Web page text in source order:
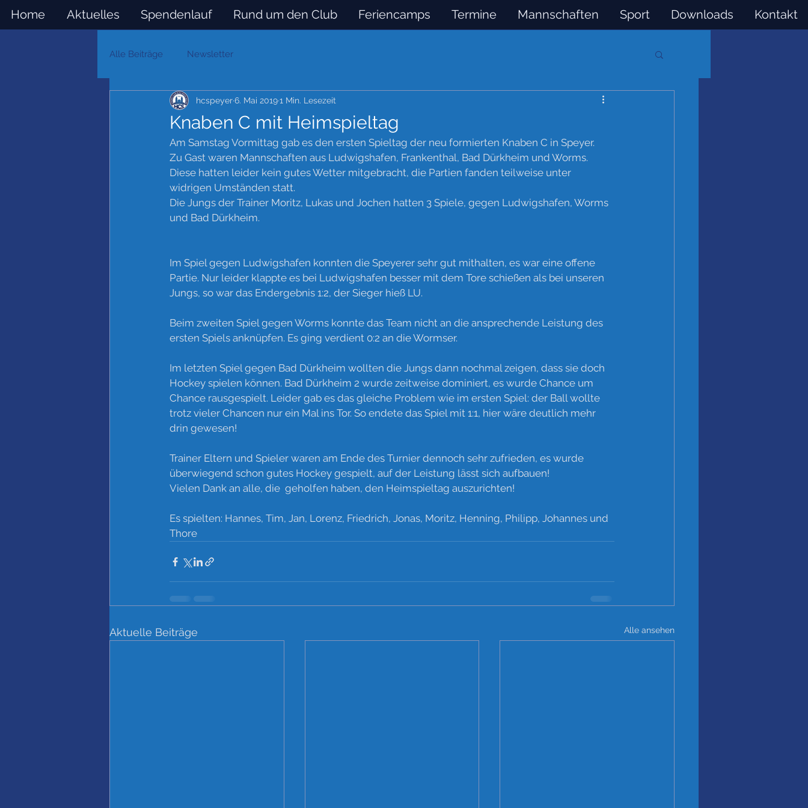
Home Aktuelles Spendenlauf Rund um den Club Feriencamps Termine Mannschaften Sport Downloads Kontakt
Alle Beiträge Newsletter
Knaben C mit Heimspieltag
hcspeyer6. Mai 20191 Min. Lesezeit
Am Samstag Vormittag gab es den ersten Spieltag der neu formierten Knaben C in Speyer.
Zu Gast waren Mannschaften aus Ludwigshafen, Frankenthal, Bad Dürkheim und Worms.
Diese hatten leider kein gutes Wetter mitgebracht, die Partien fanden teilweise unter
widrigen Umständen statt.
Die Jungs der Trainer Moritz, Lukas und Jochen hatten 3 Spiele, gegen Ludwigshafen, Worms
und Bad Dürkheim.
Im Spiel gegen Ludwigshafen konnten die Speyerer sehr gut mithalten, es war eine offene
Partie. Nur leider klappte es bei Ludwigshafen besser mit dem Tore schießen als bei unseren
Jungs, so war das Endergebnis 1:2, der Sieger hieß LU.
Beim zweiten Spiel gegen Worms konnte das Team nicht an die ansprechende Leistung des
ersten Spiels anknüpfen. Es ging verdient 0:2 an die Wormser.
Im letzten Spiel gegen Bad Dürkheim wollten die Jungs dann nochmal zeigen, dass sie doch
Hockey spielen können. Bad Dürkheim 2 wurde zeitweise dominiert, es wurde Chance um
Chance rausgespielt. Leider gab es das gleiche Problem wie im ersten Spiel: der Ball wollte
trotz vieler Chancen nur ein Mal ins Tor. So endete das Spiel mit 1:1, hier wäre deutlich mehr
drin gewesen!
Trainer Eltern und Spieler waren am Ende des Turnier dennoch sehr zufrieden, es wurde
überwiegend schon gutes Hockey gespielt, auf der Leistung lässt sich aufbauen!
Vielen Dank an alle, die  geholfen haben, den Heimspieltag auszurichten!
Es spielten: Hannes, Tim, Jan, Lorenz, Friedrich, Jonas, Moritz, Henning, Philipp, Johannes und
Thore
Aktuelle Beiträge Alle ansehen